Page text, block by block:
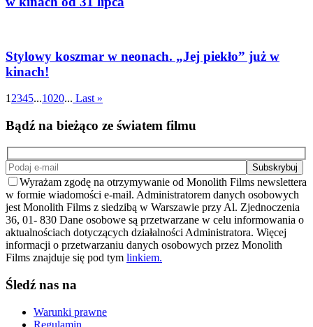
Stylowy koszmar w neonach. „Jej piekło” już w
kinach!
12345...1020... Last »
Bądź na bieżąco ze światem filmu
Wyrażam zgodę na otrzymywanie od Monolith Films newslettera
w formie wiadomości e-mail. Administratorem danych osobowych
jest Monolith Films z siedzibą w Warszawie przy Al. Zjednoczenia
36, 01- 830 Dane osobowe są przetwarzane w celu informowania o
aktualnościach dotyczących działalności Administratora. Więcej
informacji o przetwarzaniu danych osobowych przez Monolith
Films znajduje się pod tym linkiem.
Śledź nas na
Warunki prawne
Regulamin